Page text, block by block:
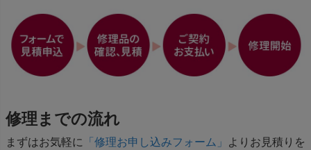
修理までの流れ
まずはお気軽に 「修理お申し込みフォーム」
よりお見積りを